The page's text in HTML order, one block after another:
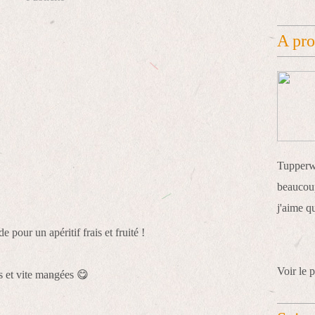
pour un apéritif frais et fruité !
et vite mangées 😋
A
j'aime
Voir le